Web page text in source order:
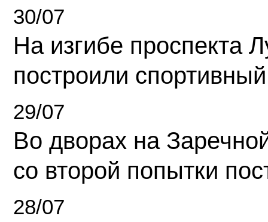
30/07
На изгибе проспекта
построили
29/07
Во дворах на
со второй попытки
28/07